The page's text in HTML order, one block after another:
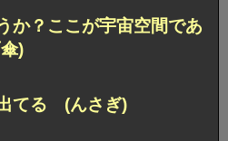
か？ここが宇宙空間であ
)
てる (んさぎ)